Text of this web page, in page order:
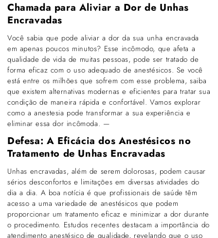
Chamada para Aliviar a Dor de Unhas
Encravadas
Você sabia que pode aliviar a dor da sua unha encravada
em apenas poucos minutos? Esse incômodo, que afeta a
qualidade de vida de muitas pessoas, pode ser tratado de
forma eficaz com o uso adequado de anestésicos. Se você
está entre os milhões que sofrem com esse problema, saiba
que existem alternativas modernas e eficientes para tratar sua
condição de maneira rápida e confortável. Vamos explorar
como a anestesia pode transformar a sua experiência e
eliminar essa dor incômoda. —
Defesa: A Eficácia dos Anestésicos no
Tratamento de Unhas Encravadas
Unhas encravadas, além de serem dolorosas, podem causar
sérios desconfortos e limitações em diversas atividades do
dia a dia. A boa notícia é que profissionais de saúde têm
acesso a uma variedade de anestésicos que podem
proporcionar um tratamento eficaz e minimizar a dor durante
o procedimento. Estudos recentes destacam a importância do
atendimento anestésico de qualidade, revelando que o uso